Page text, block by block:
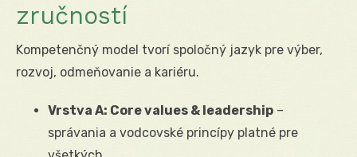
zručností
Kompetenčný model tvorí spoločný jazyk pre výber,
rozvoj, odmeňovanie a kariéru.
Vrstva A: Core values & leadership –
správania a vodcovské princípy platné pre